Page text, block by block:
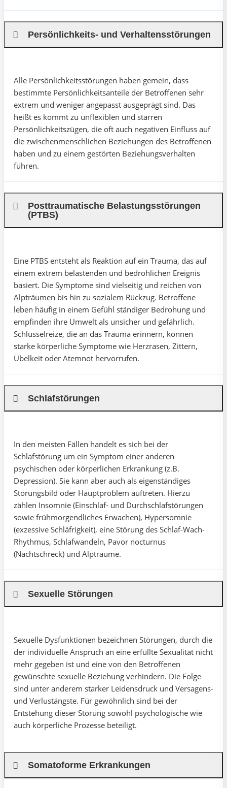
Persönlichkeits- und Verhaltensstörungen
Alle Persönlichkeitsstörungen haben gemein, dass
bestimmte Persönlichkeitsanteile der Betroffenen sehr
extrem und weniger angepasst ausgeprägt sind. Das
heißt es kommt zu unflexiblen und starren
Persönlichkeitszügen, die oft auch negativen Einfluss auf
die zwischenmenschlichen Beziehungen des Betroffenen
haben und zu einem gestörten Beziehungsverhalten
führen.
Posttraumatische Belastungsstörungen
(PTBS)
Eine PTBS entsteht als Reaktion auf ein Trauma, das auf
einem extrem belastenden und bedrohlichen Ereignis
basiert. Die Symptome sind vielseitig und reichen von
Alpträumen bis hin zu sozialem Rückzug. Betroffene
leben häufig in einem Gefühl ständiger Bedrohung und
empfinden ihre Umwelt als unsicher und gefährlich.
Schlüsselreize, die an das Trauma erinnern, können
starke körperliche Symptome wie Herzrasen, Zittern,
Übelkeit oder Atemnot hervorrufen.
Schlafstörungen
In den meisten Fällen handelt es sich bei der
Schlafstörung um ein Symptom einer anderen
psychischen oder körperlichen Erkrankung (z.B.
Depression). Sie kann aber auch als eigenständiges
Störungsbild oder Hauptproblem auftreten. Hierzu
zählen Insomnie (Einschlaf- und Durchschlafstörungen
sowie frühmorgendliches Erwachen), Hypersomnie
(exzessive Schläfrigkeit), eine Störung des Schlaf-Wach-
Rhythmus, Schlafwandeln, Pavor nocturnus
(Nachtschreck) und Alpträume.
Sexuelle Störungen
Sexuelle Dysfunktionen bezeichnen Störungen, durch die
der individuelle Anspruch an eine erfüllte Sexualität nicht
mehr gegeben ist und eine von den Betroffenen
gewünschte sexuelle Beziehung verhindern. Die Folge
sind unter anderem starker Leidensdruck und Versagens-
und Verlustängste. Für gewöhnlich sind bei der
Entstehung dieser Störung sowohl psychologische wie
auch körperliche Prozesse beteiligt.
Somatoforme Erkrankungen